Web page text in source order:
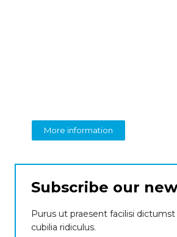
More information
Subscribe our
Purus ut praesent facilisi
cubilia ridiculus.